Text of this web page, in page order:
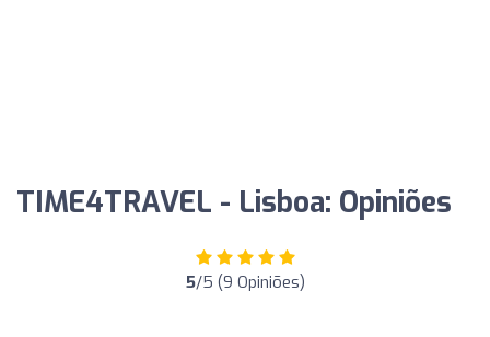
TIME4TRAVEL - Lisboa: Opiniões
5/5 (9 Opiniões)